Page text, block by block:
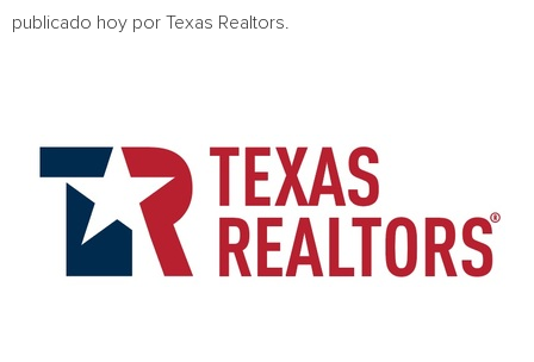
publicado hoy por Texas Realtors.